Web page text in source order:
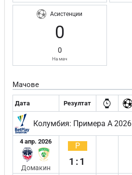
Асистенции
0
0
На мач
Мачове
Дата Резултат
Колумбия: Примера А 2026
4 апр. 2026
Домакин
Р
1:1